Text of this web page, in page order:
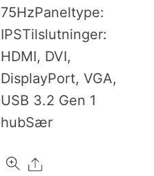
75HzPaneltype:
IPSTilslutninger:
HDMI, DVI,
DisplayPort, VGA,
USB 3.2 Gen 1
hubSær
Share